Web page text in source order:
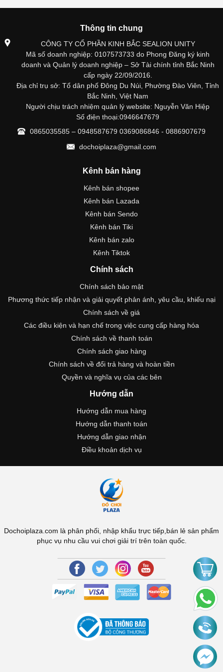
Thông tin chung
CÔNG TY CỔ PHẦN KINH BẮC SEALION UNITY
Mã số doanh nghiệp: 0107573733 do Phong Đăng ký kinh
doanh và Quản lý doanh nghiệp – Sở Tài chính tỉnh Bắc Ninh
cấp ngày 22/09/2016.
Địa chỉ trụ sở: Tổ dân phố Đông Du Núi, Phường Đào Viên, Tỉnh
Bắc Ninh, Việt Nam
Người chịu trách nhiệm quản lý website: Nguyễn Văn Hiệp
Số điện thoại:0946647679
0865035585 – 0948587679 0369086846 - 0886907679
dochoiplaza@gmail.com
Kênh bán hàng
Kênh bán shopee
Kênh bán Lazada
Kênh bán Sendo
Kênh bán Tiki
Kênh bán zalo
Kênh Tiktok
Chính sách
Chính sách bảo mật
Phương thức tiếp nhận và giải quyết phản ánh, yêu cầu, khiếu nại
Chính sách về giá
Các điều kiện và hạn chế trong việc cung cấp hàng hóa
Chính sách về thanh toán
Chính sách giao hàng
Chính sách về đổi trả hàng và hoàn tiền
Quyền và nghĩa vụ của các bên
Hướng dẫn
Hướng dẫn mua hàng
Hướng dẫn thanh toán
Hướng dẫn giao nhận
Điều khoản dịch vụ
Dochoiplaza.com là phân phối, nhập khẩu trực tiếp,bán lẻ sản phẩm
phục vụ nhu cầu vui chơi giải trí trên toàn quốc.